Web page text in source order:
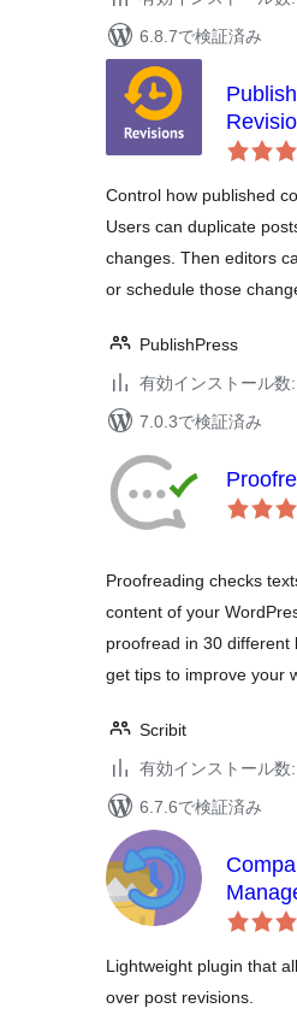
6.8.7で検証済み
Posts,
Control how published
Users can duplicate
changes. Then editors
or schedule those
PublishPress
有効インストール数
7.0.3で検証済み
Proofreading checks
content of your
proofread in 30 different
get tips to improve your
Scribit
有効インストール数
6.7.6で検証済み
Control
Lightweight plugin that
over post revisions.